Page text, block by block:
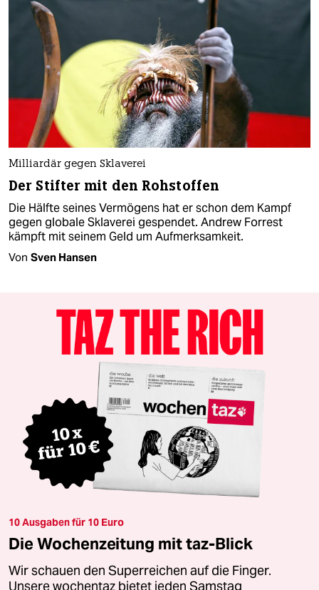
Milliardär gegen Sklaverei
Der Stifter mit den Rohstoffen
Die Hälfte seines Vermögens hat er schon dem Kampf
gegen globale Sklaverei gespendet. Andrew Forrest
kämpft mit seinem Geld um Aufmerksamkeit.
Von Sven Hansen
10 Ausgaben für 10 Euro
Die Wochenzeitung mit taz-Blick
Wir schauen den Superreichen auf die Finger.
Unsere wochentaz bietet jeden Samstag